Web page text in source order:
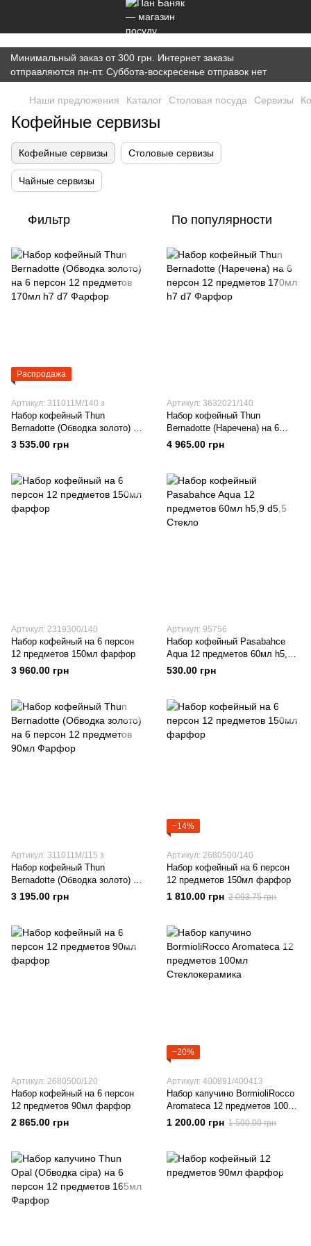
})(window,document,'script','dataLayer','GTM-K7JWBM2W');
Минимальный заказ от 300 грн. Интернет заказы
отправляются пн-пт. Суббота-воскресенье отправок нет
Наши предложения Каталог Cтоловая посуда Сервизы
Кофейные сервизы
Кофейные сервизы Столовые сервизы
Чайные сервизы
Фильтр По популярности
Распродажа
Артикул: 311011M/140 з
Набор кофейный Thun
Bernadotte (Обводка золото) на
6 персон 12 предметов 170мл
h7 d7 Фарфор
3 535.00 грн
Артикул: 3632021/140
Набор кофейный Thun
Bernadotte (Наречена) на 6
персон 12 предметов 170мл h7
4 965.00 грн
Артикул: 2319300/140
Набор кофейный на 6 персон
12 предметов 150мл фарфор
3 960.00 грн
Артикул: 95756
Набор кофейный Pasabahce
Aqua 12 предметов 60мл h5,9
d5,5 Стекло
530.00 грн
Артикул: 311011M/115 з
Набор кофейный Thun
Bernadotte (Обводка золото) на
6 персон 12 предметов 90мл
3 195.00 грн
−14%
Артикул: 2680500/140
Набор кофейный на 6 персон
12 предметов 150мл фарфор
1 810.00 грн 2 093.75 грн
Артикул: 2680500/120
Набор кофейный на 6 персон
12 предметов 90мл фарфор
2 865.00 грн
−20%
Артикул: 400891/400413
Набор капучино BormioliRocco
Aromateca 12 предметов 100мл
Стеклокерамика
1 200.00 грн 1 500.00 грн